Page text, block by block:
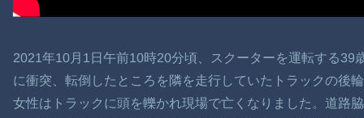
2021年10月1日午前10時20分頃、スクーターを運転する39
に衝突、転倒したところを隣を走行していたトラックの後
女性はトラックに頭を轢かれ現場で亡くなりました。道路